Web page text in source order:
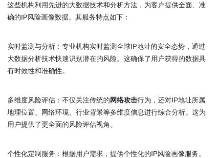
这些机构利用先进的大数据技术和分析方法，为客户提供全面、准
确的IP风险画像数据。其服务特点如下：
实时监测与分析：专业机构实时监测全球IP地址的安全态势，通过
大数据分析技术快速识别潜在的风险。这确保了用户获得的数据具
有时效性和准确性。
多维度风险评估：不仅关注传统的网络攻击行为，还对IP地址所属
地理位置、网络环境、行业背景等多维度信息进行综合分析。这为
用户提供了更全面的风险评估视角。
个性化定制服务：根据用户需求，提供个性化的IP风险画像服务。